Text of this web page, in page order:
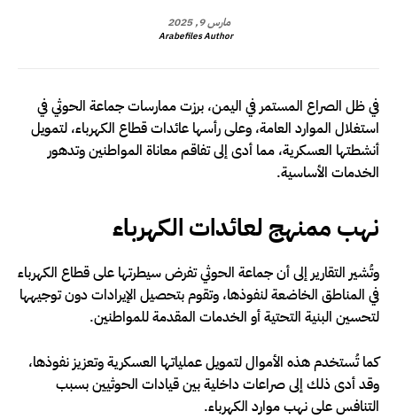
مارس 9, 2025
Arabefiles Author
في ظل الصراع المستمر في اليمن، برزت ممارسات جماعة الحوثي في
استغلال الموارد العامة، وعلى رأسها عائدات قطاع الكهرباء، لتمويل
أنشطتها العسكرية، مما أدى إلى تفاقم معاناة المواطنين وتدهور
الخدمات الأساسية.
نهب ممنهج لعائدات الكهرباء
وتُشير التقارير إلى أن جماعة الحوثي تفرض سيطرتها على قطاع الكهرباء
في المناطق الخاضعة لنفوذها، وتقوم بتحصيل الإيرادات دون توجيهها
لتحسين البنية التحتية أو الخدمات المقدمة للمواطنين.
كما تُستخدم هذه الأموال لتمويل عملياتها العسكرية وتعزيز نفوذها،
وقد أدى ذلك إلى صراعات داخلية بين قيادات الحوثيين بسبب
التنافس على نهب موارد الكهرباء.